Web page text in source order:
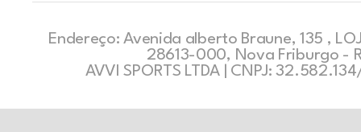
Endereço: Avenida alberto Braune, 135 ,
28613-000, Nova Friburgo -
AVVI SPORTS LTDA | CNPJ: